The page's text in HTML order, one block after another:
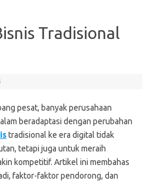
Tradisional
pesat, banyak perusahaan
beradaptasi dengan perubahan
tradisional ke era digital tidak
tetapi juga untuk meraih
kompetitif. Artikel ini membahas
faktor-faktor pendorong, dan